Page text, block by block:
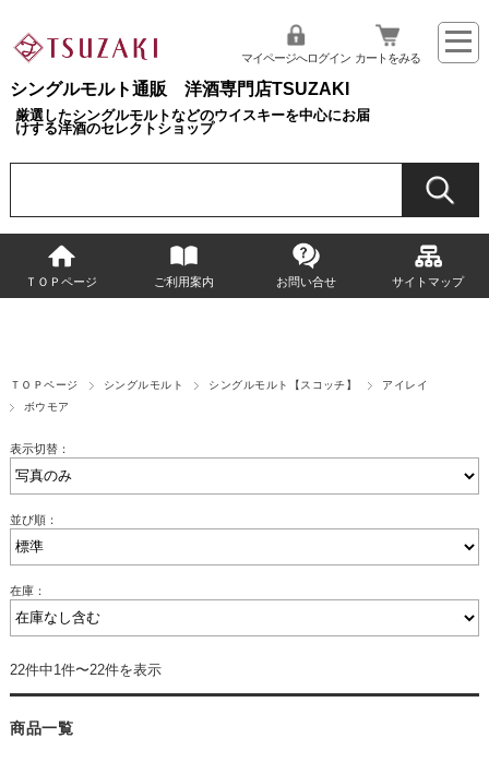
シングルモルト通販 洋酒専門店TSUZAKI
厳選したシングルモルトなどのウイスキーを中心にお届
けする洋酒のセレクトショップ
マイページへログイン カートをみる
ＴＯＰページ ご利用案内 お問い合せ サイトマップ
ＴＯＰページ シングルモルト シングルモルト【スコッチ】
アイレイ
ボウモア
表示切替：
並び順：
在庫：
22件中1件〜22件を表示
商品一覧